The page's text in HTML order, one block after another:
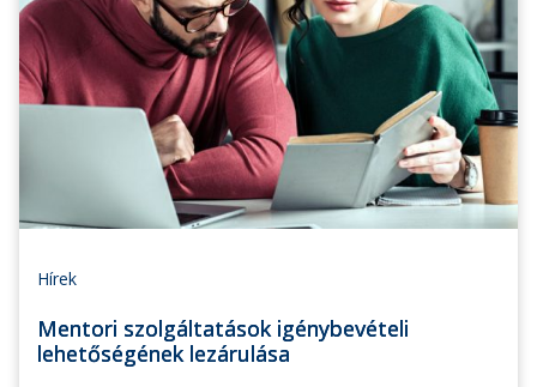
Hírek
Mentori szolgáltatások igénybevételi
lehetőségének lezárulása